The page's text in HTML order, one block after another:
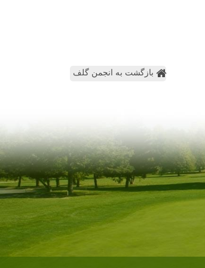
بازگشت به انجمن گلف